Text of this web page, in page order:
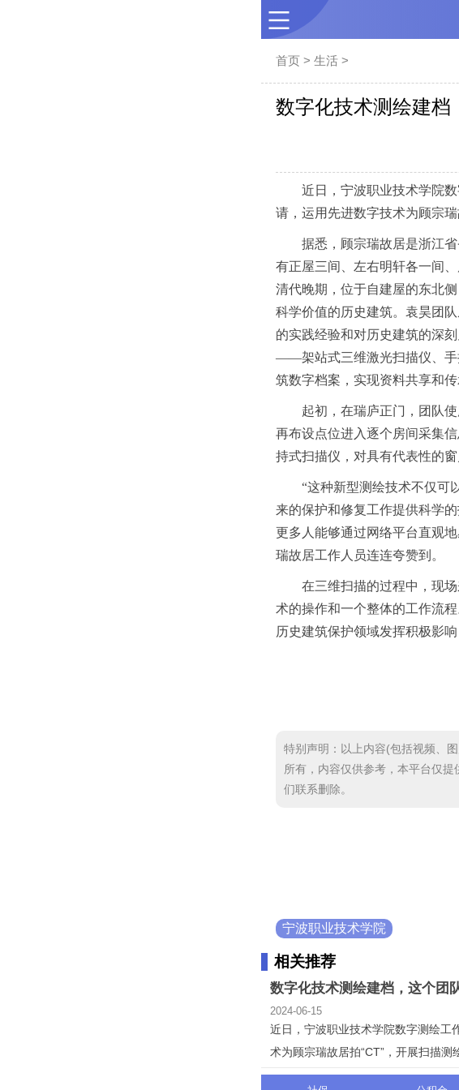
首页 > 生活>
数字化技术测绘建档
近日，宁波职业技术学院
请，运用先进数字技术为顾宗
据悉，顾宗瑞故居是浙江
有正屋三间、左右明轩各一间
清代晚期，位于自建屋的东北
科学价值的历史建筑。袁昊团
的实践经验和对历史建筑的深
——架站式三维激光扫描仪、手
筑数字档案，实现资料共享和传
起初，在瑞庐正门，团队
再布设点位进入逐个房间采集
持式扫描仪，对具有代表性的
“这种新型测绘技术不仅可
来的保护和修复工作提供科学
更多人能够通过网络平台直观
瑞故居工作人员连连夸赞到。
在三维扫描的过程中，现
术的操作和一个整体的工作流
历史建筑保护领域发挥积极影
特别声明：以上内容(包括视频、
所有，内容仅供参考，本平台仅
们联系删除。
宁波职业技术学院
相关推荐
数字化技术测绘建档，这个团
2024-06-15
近日，宁波职业技术学院数字测绘工
术为顾宗瑞故居拍“CT”，开展扫描测